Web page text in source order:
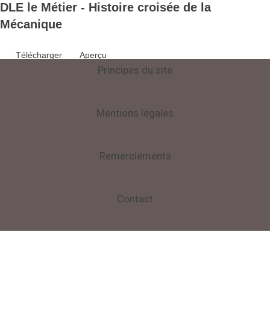
DLE le Métier - Histoire croisée de la
Mécanique
Télécharger Aperçu
Principes du site
Mentions légales
Remerciements
Contact